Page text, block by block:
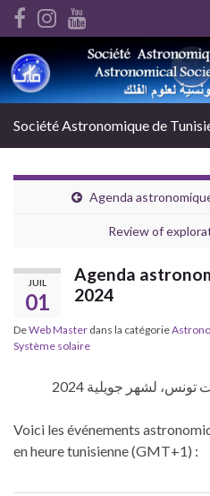
Search for:
Société Astronomique de
Agenda
Review of
JUIL
01
Agenda
2024
DeWeb Master dans la catégorie
Système solaire
لشهر جويلية 2024
Voici les événements
en heure tunisienne (GMT+1) :